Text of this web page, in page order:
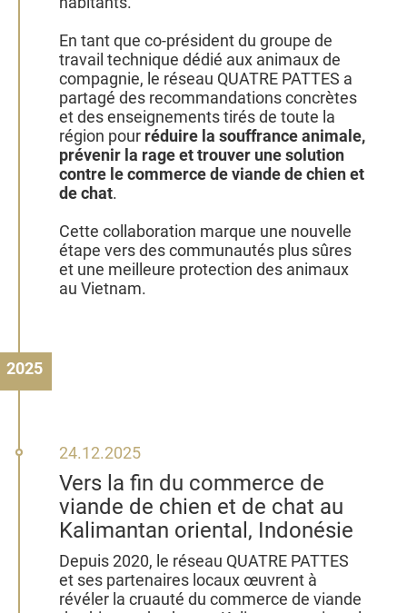
En tant que co‑président du groupe de
travail technique dédié aux animaux de
compagnie, le réseau QUATRE PATTES a
partagé des recommandations concrètes
et des enseignements tirés de toute la
région pour réduire la souffrance animale,
prévenir la rage et trouver une solution
contre le commerce de viande de chien et
de chat.
Cette collaboration marque une nouvelle
étape vers des communautés plus sûres
et une meilleure protection des animaux
au Vietnam.
2025
24
décembre
2025
24.12.2025
Vers la fin du commerce de
viande de chien et de chat au
Kalimantan oriental, Indonésie
Depuis 2020, le réseau QUATRE PATTES
et ses partenaires locaux œuvrent à
révéler la cruauté du commerce de viande